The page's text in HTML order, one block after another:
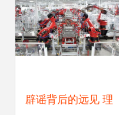
辟谣背后的远见 理